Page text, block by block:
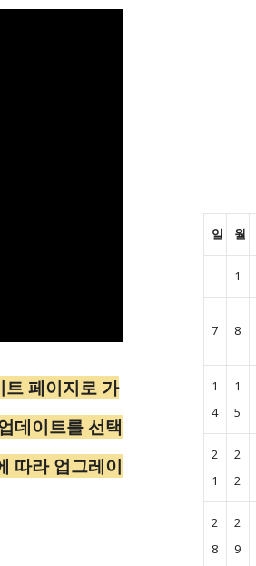
페이지로 가
데이트를 선택
따라 업그레이
일 월
1
7 8
1
4
1
5
2
1
2
2
2
8
2
9